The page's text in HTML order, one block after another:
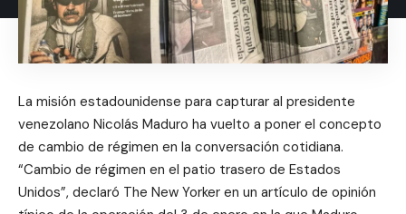
La misión estadounidense para capturar al presidente
venezolano Nicolás Maduro ha vuelto a poner el concepto
de cambio de régimen en la conversación cotidiana.
“Cambio de régimen en el patio trasero de Estados
Unidos”, declaró The New Yorker en un artículo de opinión